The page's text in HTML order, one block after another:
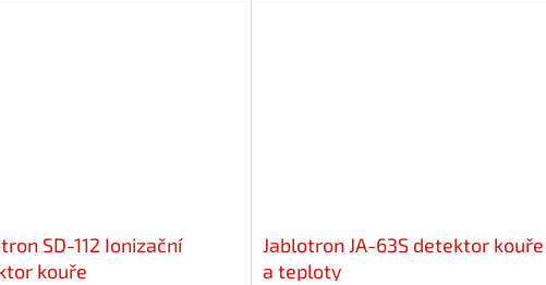
SD-112 Ionizační
kouře
Jablotron JA-63S detektor kouře
a teploty